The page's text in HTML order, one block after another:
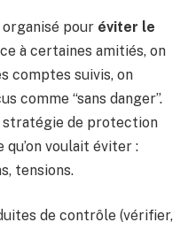
pour éviter le
à certaines amitiés, on
comptes suivis, on
comme “sans danger”.
stratégie de protection
voulait éviter :
tensions.
de contrôle (vérifier,